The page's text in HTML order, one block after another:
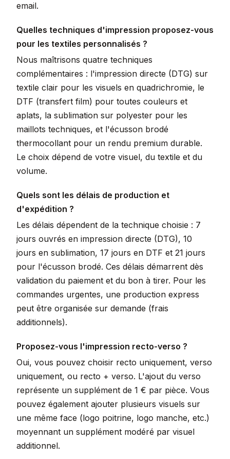
email.
Quelles techniques d'impression proposez-vous
pour les textiles personnalisés ?
Nous maîtrisons quatre techniques
complémentaires : l'impression directe (DTG) sur
textile clair pour les visuels en quadrichromie, le
DTF (transfert film) pour toutes couleurs et
aplats, la sublimation sur polyester pour les
maillots techniques, et l'écusson brodé
thermocollant pour un rendu premium durable.
Le choix dépend de votre visuel, du textile et du
volume.
Quels sont les délais de production et
d'expédition ?
Les délais dépendent de la technique choisie : 7
jours ouvrés en impression directe (DTG), 10
jours en sublimation, 17 jours en DTF et 21 jours
pour l'écusson brodé. Ces délais démarrent dès
validation du paiement et du bon à tirer. Pour les
commandes urgentes, une production express
peut être organisée sur demande (frais
additionnels).
Proposez-vous l'impression recto-verso ?
Oui, vous pouvez choisir recto uniquement, verso
uniquement, ou recto + verso. L'ajout du verso
représente un supplément de 1 € par pièce. Vous
pouvez également ajouter plusieurs visuels sur
une même face (logo poitrine, logo manche, etc.)
moyennant un supplément modéré par visuel
additionnel.